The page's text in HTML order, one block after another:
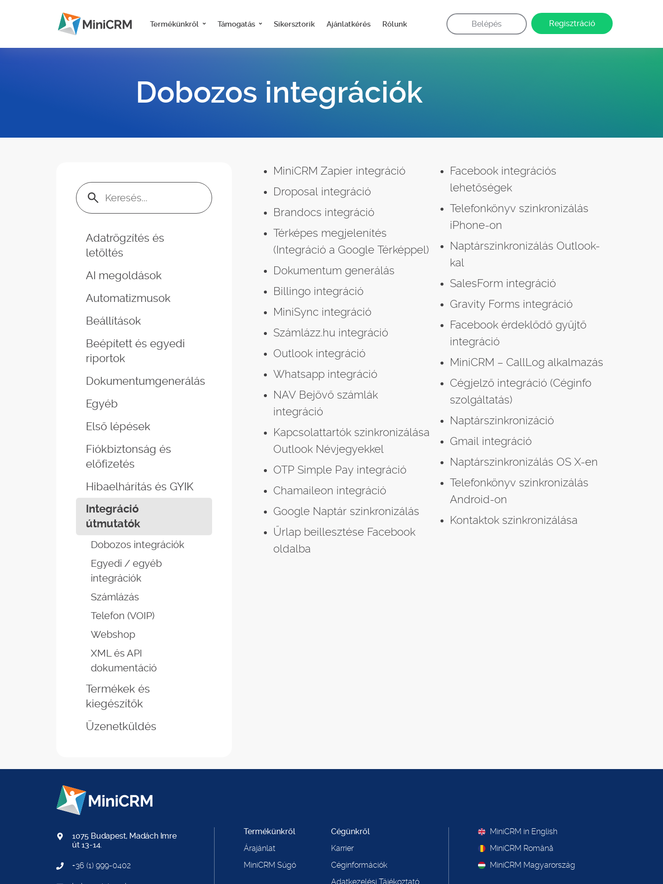
Termékünkről Támogatás Sikersztorik Ajánlatkérés Rólunk Belépés Regisztráció
Dobozos integrációk
Keresés:
Adatrögzítés és
letöltés
AI megoldások
Automatizmusok
Beállítások
Beépített és egyedi
riportok
Dokumentumgenerálás
Egyéb
Első lépések
Fiókbiztonság és
előfizetés
Hibaelhárítás és GYIK
Integráció
útmutatók
Dobozos integrációk
Egyedi / egyéb
integrációk
Számlázás
Telefon (VOIP)
Webshop
XML és API
dokumentáció
Termékek és
kiegészítők
Üzenetküldés
MiniCRM Zapier integráció
Droposal integráció
Brandocs integráció
Térképes megjelenítés
(Integráció a Google Térképpel)
Dokumentum generálás
Billingo integráció
MiniSync integráció
Számlázz.hu integráció
Outlook integráció
Whatsapp integráció
NAV Bejövő számlák
integráció
Kapcsolattartók szinkronizálása
Outlook Névjegyekkel
OTP Simple Pay integráció
Chamaileon integráció
Google Naptár szinkronizálás
Űrlap beillesztése Facebook
oldalba
Facebook integrációs
lehetőségek
Telefonkönyv szinkronizálás
iPhone-on
Naptárszinkronizálás Outlook-
kal
SalesForm integráció
Gravity Forms integráció
Facebook érdeklődő gyűjtő
integráció
MiniCRM – CallLog alkalmazás
Cégjelző integráció (Céginfo
szolgáltatás)
Naptárszinkronizáció
Gmail integráció
Naptárszinkronizálás OS X-en
Telefonkönyv szinkronizálás
Android-on
Kontaktok szinkronizálása
1075 Budapest, Madách Imre
út 13-14.
+36 (1) 999-0402
Termékünkről
Árajánlat
MiniCRM Súgó
Cégünkről
Karrier
Céginformációk
Adatkezelési Tájékoztató
MiniCRM in English
MiniCRM Română
MiniCRM Magyarország